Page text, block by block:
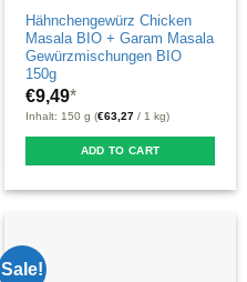
product
page
Hähnchengewürz Chicken
Masala BIO + Garam Masala
Gewürzmischungen BIO
150g
€9,49*
Inhalt: 150 g (€63,27 / 1 kg)
ADD TO CART
Sale!